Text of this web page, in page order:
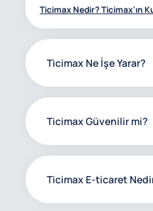
Ticimax Nedir? Ticimax'ın
Ticimax Ne İşe Yarar?
Ticimax Güvenilir mi?
Ticimax E-ticaret